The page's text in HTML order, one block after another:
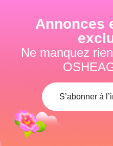
Annonces
Ne manquez
S’abonner à